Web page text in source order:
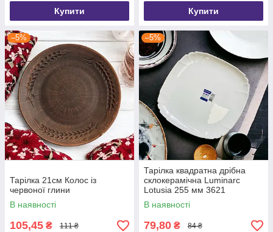
Купити Купити
–5%
Тарілка 21см Колос із
червоної глини
В наявності
105,45 ₴ 111 ₴
–5%
Тарілка квадратна дрібна
склокерамічна Luminarc
Lotusia 255 мм 3621
В наявності
79,80 ₴ 84 ₴